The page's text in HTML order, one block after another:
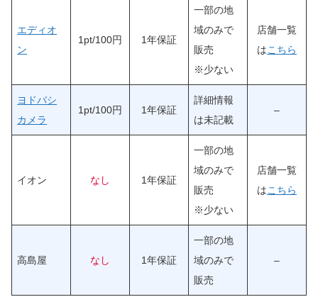
エディオ
ン
1pt/100円 1年保証
一部の地
域のみで
販売
※少ない
店舗一覧
はこちら
ヨドバシ
カメラ
1pt/100円 1年保証
詳細情報
は未記載
–
イオン なし 1年保証
一部の地
域のみで
販売
※少ない
店舗一覧
はこちら
高島屋 なし 1年保証
一部の地
域のみで
販売
–